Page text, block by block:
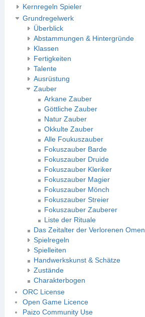
Kernregeln Spieler
Grundregelwerk
Überblick
Abstammungen & Hintergründe
Klassen
Fertigkeiten
Talente
Ausrüstung
Zauber
Arkane Zauber
Göttliche Zauber
Natur Zauber
Okkulte Zauber
Alle Foukuszauber
Fokuszauber Barde
Fokuszauber Druide
Fokuszauber Kleriker
Fokuszauber Magier
Fokuszauber Mönch
Fokuszauber Streier
Fokuszauber Zauberer
Liste der Rituale
Das Zeitalter der Verlorenen Omen
Spielregeln
Spielleiten
Handwerkskunst & Schätze
Zustände
Charakterbogen
ORC License
Open Game Licence
Paizo Community Use